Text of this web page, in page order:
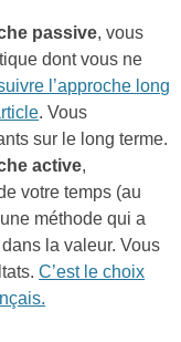
passive, vous
dont vous ne
l’approche long
. Vous
sur le long terme.
active,
votre temps (au
méthode qui a
la valeur. Vous
C’est le choix